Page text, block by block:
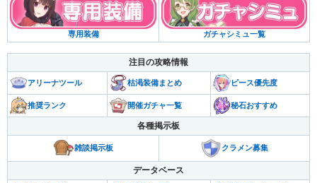
専用装備 ガチャシミュ一覧
注目の攻略情報
アリーナツール 枯渇装備まとめ ピース優先度
推奨ランク 開催ガチャ一覧 秘石おすすめ
各種掲示板
雑談掲示板 クラメン募集
データベース